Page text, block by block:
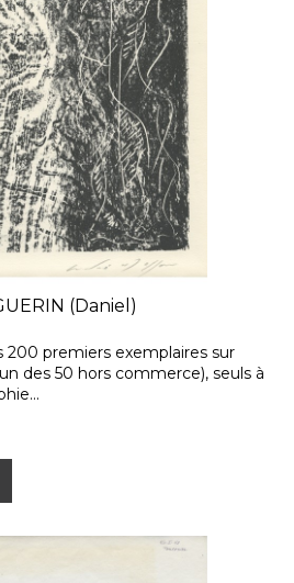
(Daniel)
200 premiers exemplaires sur
des 50 hors commerce), seuls à